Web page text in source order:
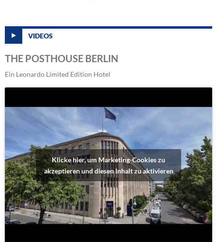
VIDEOS
THE POSTHOUSE BERLIN
Ein Leonardo Limited Edition Hotel
Klicke hier, um Marketing-Cookies zu
akzeptieren und diesen Inhalt zu aktivieren